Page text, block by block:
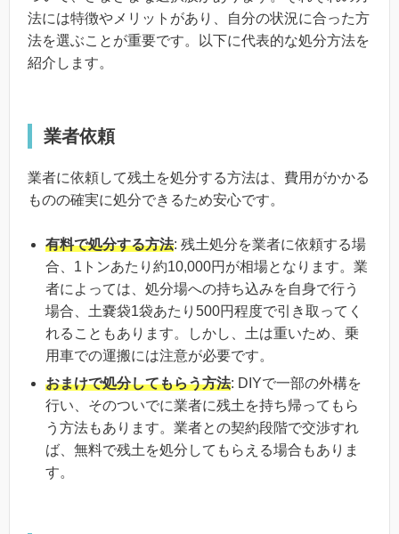
法には特徴やメリットがあり、自分の状況に合った方
法を選ぶことが重要です。以下に代表的な処分方法を
紹介します。
業者依頼
業者に依頼して残土を処分する方法は、費用がかかる
ものの確実に処分できるため安心です。
有料で処分する方法: 残土処分を業者に依頼する場
合、1トンあたり約10,000円が相場となります。業
者によっては、処分場への持ち込みを自身で行う
場合、土嚢袋1袋あたり500円程度で引き取ってく
れることもあります。しかし、土は重いため、乗
用車での運搬には注意が必要です。
おまけで処分してもらう方法: DIYで一部の外構を
行い、そのついでに業者に残土を持ち帰ってもら
う方法もあります。業者との契約段階で交渉すれ
ば、無料で残土を処分してもらえる場合もありま
す。